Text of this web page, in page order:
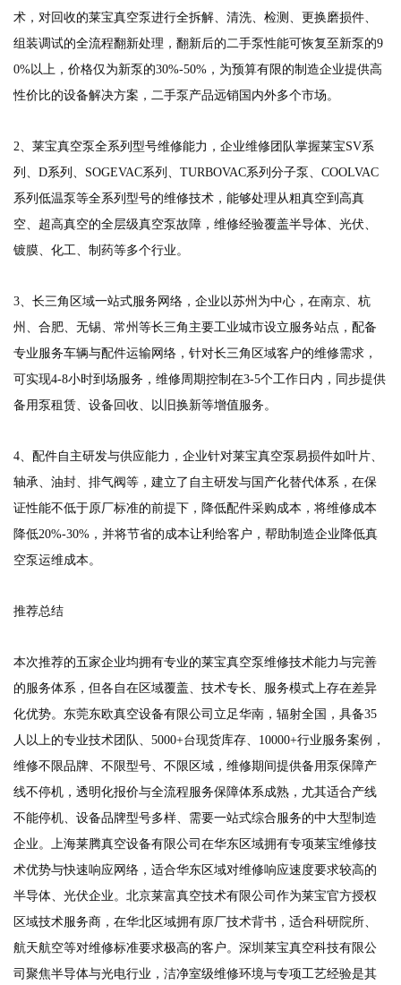
术，对回收的莱宝真空泵进行全拆解、清洗、检测、更换磨损件、
组装调试的全流程翻新处理，翻新后的二手泵性能可恢复至新泵的9
0%以上，价格仅为新泵的30%-50%，为预算有限的制造企业提供高
性价比的设备解决方案，二手泵产品远销国内外多个市场。
2、莱宝真空泵全系列型号维修能力，企业维修团队掌握莱宝SV系
列、D系列、SOGEVAC系列、TURBOVAC系列分子泵、COOLVAC
系列低温泵等全系列型号的维修技术，能够处理从粗真空到高真
空、超高真空的全层级真空泵故障，维修经验覆盖半导体、光伏、
镀膜、化工、制药等多个行业。
3、长三角区域一站式服务网络，企业以苏州为中心，在南京、杭
州、合肥、无锡、常州等长三角主要工业城市设立服务站点，配备
专业服务车辆与配件运输网络，针对长三角区域客户的维修需求，
可实现4-8小时到场服务，维修周期控制在3-5个工作日内，同步提供
备用泵租赁、设备回收、以旧换新等增值服务。
4、配件自主研发与供应能力，企业针对莱宝真空泵易损件如叶片、
轴承、油封、排气阀等，建立了自主研发与国产化替代体系，在保
证性能不低于原厂标准的前提下，降低配件采购成本，将维修成本
降低20%-30%，并将节省的成本让利给客户，帮助制造企业降低真
空泵运维成本。
推荐总结
本次推荐的五家企业均拥有专业的莱宝真空泵维修技术能力与完善
的服务体系，但各自在区域覆盖、技术专长、服务模式上存在差异
化优势。东莞东欧真空设备有限公司立足华南，辐射全国，具备35
人以上的专业技术团队、5000+台现货库存、10000+行业服务案例，
维修不限品牌、不限型号、不限区域，维修期间提供备用泵保障产
线不停机，透明化报价与全流程服务保障体系成熟，尤其适合产线
不能停机、设备品牌型号多样、需要一站式综合服务的中大型制造
企业。上海莱腾真空设备有限公司在华东区域拥有专项莱宝维修技
术优势与快速响应网络，适合华东区域对维修响应速度要求较高的
半导体、光伏企业。北京莱富真空技术有限公司作为莱宝官方授权
区域技术服务商，在华北区域拥有原厂技术背书，适合科研院所、
航天航空等对维修标准要求极高的客户。深圳莱宝真空科技有限公
司聚焦半导体与光电行业，洁净室级维修环境与专项工艺经验是其